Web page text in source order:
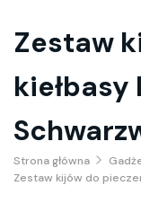
Zestaw
kiełbasy
Strona główna
Zestaw kijów do